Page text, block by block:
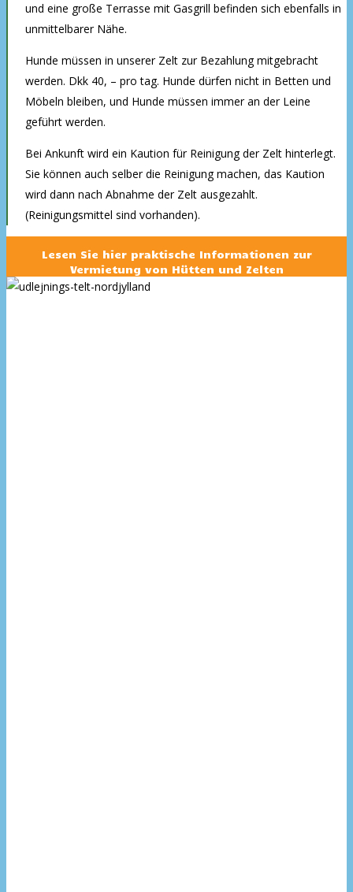
und eine große Terrasse mit Gasgrill befinden sich ebenfalls in
unmittelbarer Nähe.
Hunde müssen in unserer Zelt zur Bezahlung mitgebracht
werden. Dkk 40, – pro tag. Hunde dürfen nicht in Betten und
Möbeln bleiben, und Hunde müssen immer an der Leine
geführt werden.
Bei Ankunft wird ein Kaution für Reinigung der Zelt hinterlegt.
Sie können auch selber die Reinigung machen, das Kaution
wird dann nach Abnahme der Zelt ausgezahlt.
(Reinigungsmittel sind vorhanden).
Lesen Sie hier praktische Informationen zur
Vermietung von Hütten und Zelten